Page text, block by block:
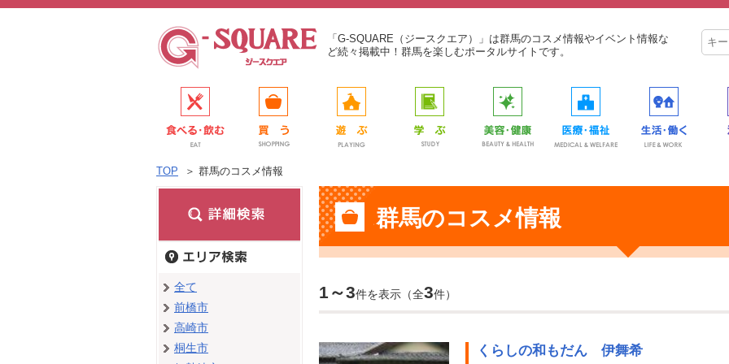
「G-SQUARE（ジースクエア）」は群馬のコスメ情報やイベント情報な
ど続々掲載中！群馬を楽しむポータルサイトです。
TOP ＞ 群馬のコスメ情報
群馬のコスメ情報
1～3件を表示（全3件）
くらしの和もだん 伊舞希
全て
前橋市
高崎市
桐生市